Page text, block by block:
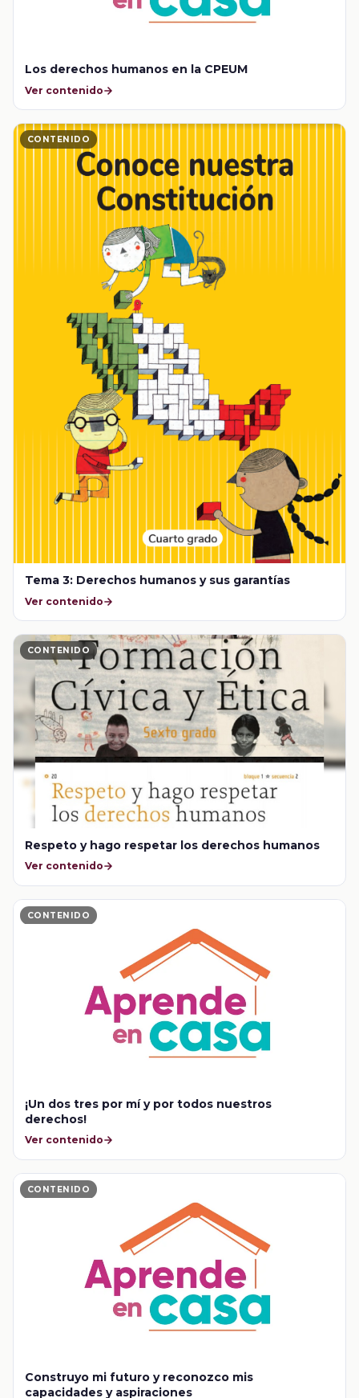
Los derechos humanos en la CPEUM
Ver contenido
CONTENIDO
Tema 3: Derechos humanos y sus garantías
Ver contenido
CONTENIDO
Respeto y hago respetar los derechos humanos
Ver contenido
CONTENIDO
¡Un dos tres por mí y por todos nuestros
derechos!
Ver contenido
CONTENIDO
Construyo mi futuro y reconozco mis
capacidades y aspiraciones